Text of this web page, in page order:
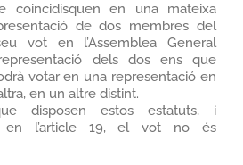
coincidisquen en una mateixa
de dos membres del
vot en l’Assemblea General
dels dos ens que
votar en una representació en
en un altre distint.
disposen estos estatuts, i
en l’article 19, el vot no és